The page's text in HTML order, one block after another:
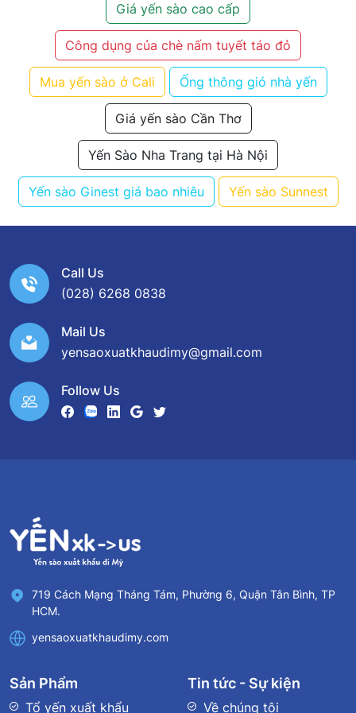
Giá yến sào cao cấp
Công dụng của chè nấm tuyết táo đỏ
Mua yến sào ở Cali Ống thông gió nhà yến
Giá yến sào Cần Thơ
Yến Sào Nha Trang tại Hà Nội
Yến sào Ginest giá bao nhiêu Yến sào Sunnest
Call Us
(028) 6268 0838
Mail Us
yensaoxuatkhaudimy@gmail.com
Follow Us
719 Cách Mạng Tháng Tám, Phường 6, Quận Tân Bình, TP
HCM.
yensaoxuatkhaudimy.com
Sản Phẩm
Tổ yến xuất khẩu
Tin tức - Sự kiện
Về chúng tôi